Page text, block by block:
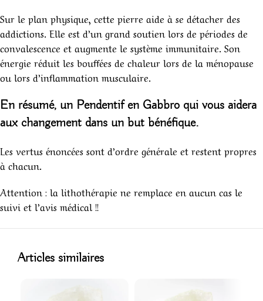
Sur le plan physique, cette pierre aide à se détacher des
addictions. Elle est d’un grand soutien lors de périodes de
convalescence et augmente le système immunitaire. Son
énergie réduit les bouffées de chaleur lors de la ménopause
ou lors d’inflammation musculaire.
En résumé, un Pendentif en Gabbro qui vous aidera
aux changement dans un but bénéfique.
Les vertus énoncées sont d’ordre générale et restent propres
à chacun.
Attention : la lithothérapie ne remplace en aucun cas le
suivi et l’avis médical !!
Articles similaires